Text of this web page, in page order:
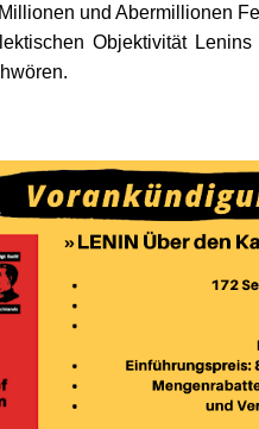
und Abermillionen
Objektivität